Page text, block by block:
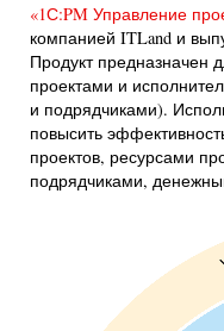
«1С:PM Управление
компанией ITLand и
Продукт предназначен
проектами и
и подрядчиками).
повысить
проектов, ресурсами
подрядчиками,